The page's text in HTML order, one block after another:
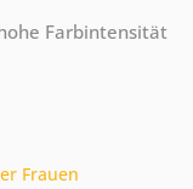
Farbintensität
Frauen